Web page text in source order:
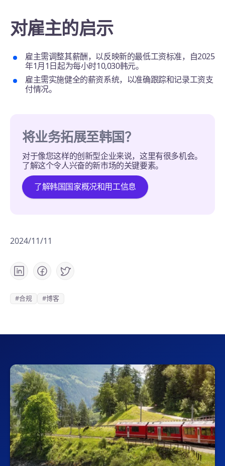
2024/11/11
#合规 #博客
对雇主的启示
雇主需调整其薪酬，以反映新的最低工资标准，自2025
年1月1日起为每小时10,030韩元。
雇主需实施健全的薪资系统，以准确跟踪和记录工资支
付情况。
将业务拓展至韩国？
对于像您这样的创新型企业来说，这里有很多机会。
了解这个令人兴奋的新市场的关键要素。
了解韩国国家概况和用工信息